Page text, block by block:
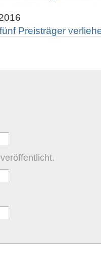
Preisträger